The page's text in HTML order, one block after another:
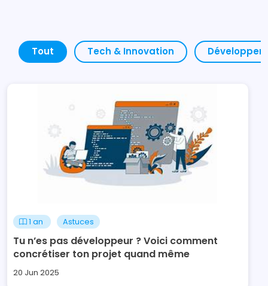
Tout Tech & Innovation
1 an Astuces
Tu n’es pas développeur ? Voici comment
concrétiser ton projet quand même
20 Jun 2025